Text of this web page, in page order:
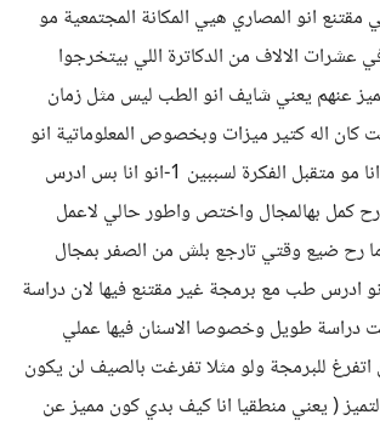
مقتنع انو المصاري هيي المكانة المجتمعية مو
عشرات الالاف من الدكاترة اللي بيتخرجوا
عنهم يعني شايف انو الطب ليس مثل زمان
كان اله كتير ميزات وبخصوص المعلوماتية انو
بدرسها بعدين انا مو متقبل الفكرة لسببين 1-انو انا بس ادرس
كمل بهالمجال واختص واطور حالي لاعمل
رح ضيع وقتي تارجع بلش من الصفر بمجال
انو ادرس طب مع برمجة غير مقتنع فيها لان دراسة
دراسة طويل وخصوصا الاسنان فيها عملي
للبرمجة ولو مثلا تفرغت بالصيف لن يكون
( يعني منطقيا انا كيف بدي كون مميز عن